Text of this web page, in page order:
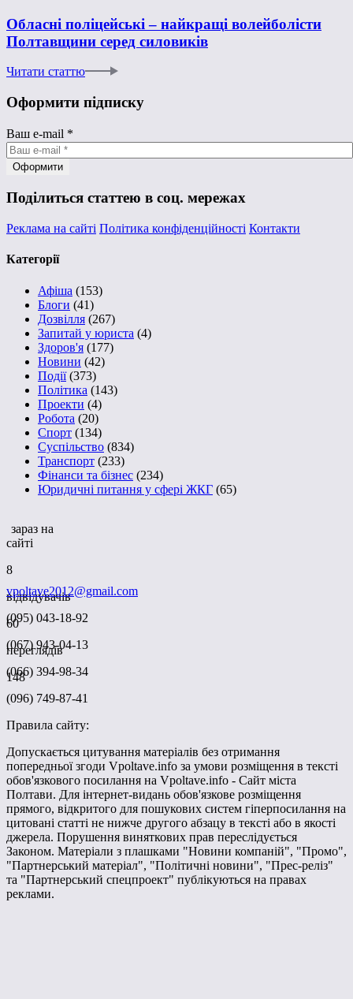
Обласні поліцейські – найкращі волейболісти
Полтавщини серед силовиків
Читати статтю
Оформити підписку
Ваш e-mail *
Поділиться статтею в соц. мережах
Реклама на сайті Політика конфіденційності Контакти
Категорії
Афіша (153)
Блоги (41)
Дозвілля (267)
Запитай у юриста (4)
Здоров'я (177)
Новини (42)
Події(373)
Політика (143)
Проекти (4)
Робота (20)
Спорт (134)
Суспільство (834)
Транспорт (233)
Фінанси та бізнес (234)
Юридичні питання у сфері ЖКГ (65)
зараз на
сайті
8
відвідувачів
60
переглядів
148
vpoltave2012@gmail.com
(095) 043-18-92
(067) 943-04-13
(066) 394-98-34
(096) 749-87-41
Правила сайту:
Допускається цитування матеріалів без отримання
попередньої згоди Vpoltave.info за умови розміщення в тексті
обов'язкового посилання на Vpoltave.info - Сайт міста
Полтави. Для інтернет-видань обов'язкове розміщення
прямого, відкритого для пошукових систем гіперпосилання на
цитовані статті не нижче другого абзацу в тексті або в якості
джерела. Порушення виняткових прав переслідується
Законом. Матеріали з плашками "Новини компаній", "Промо",
"Партнерський матеріал", "Політичні новини", "Прес-реліз"
та "Партнерський спецпроект" публікуються на правах
реклами.